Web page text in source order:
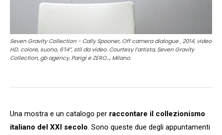
Seven Gravity Collection - Cally Spooner, Off camera dialogue , 2014, video
HD, colore, suono, 6’14”, stil da video. Courtesy l’artista, Seven Gravity
Collection, gb agency, Parigi e ZERO..., Milano.
Una mostra e un catalogo per raccontare il collezionismo
italiano del XXI secolo. Sono queste due degli appuntamenti